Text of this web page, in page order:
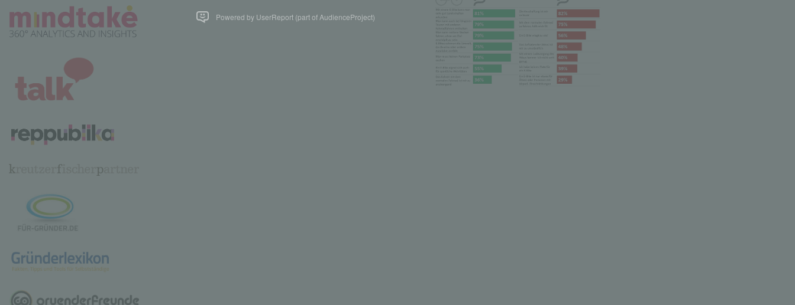
Powered by UserReport (part of AudienceProject)